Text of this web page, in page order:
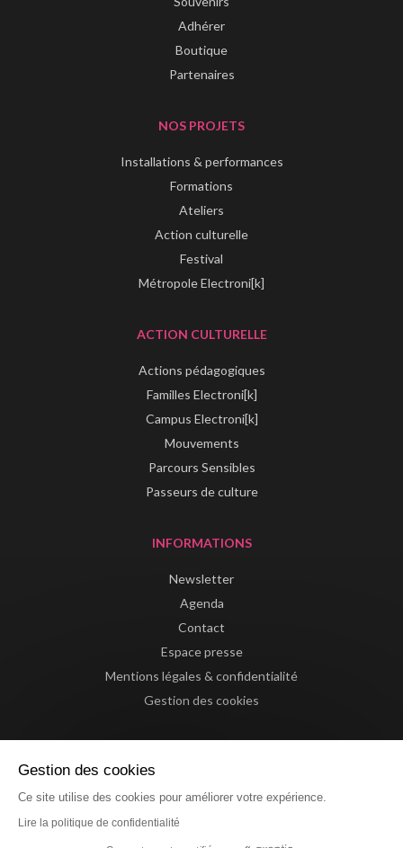
Adhérer
Boutique
Partenaires
NOS PROJETS
Installations & performances
Formations
Ateliers
Action culturelle
Festival
Métropole Electroni[k]
ACTION CULTURELLE
Actions pédagogiques
Familles Electroni[k]
Campus Electroni[k]
Mouvements
Parcours Sensibles
Passeurs de culture
INFORMATIONS
Newsletter
Agenda
Contact
Espace presse
Mentions légales & confidentialité
Gestion des cookies
Gestion des cookies
Ce site utilise des cookies pour améliorer votre expérience.
Lire la politique de confidentialité